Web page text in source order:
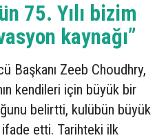
75. Yılı bizim
kaynağı”
Başkanı Zeeb Choudhry,
kendileri için büyük bir
belirtti, kulübün büyük
etti. Tarihteki ilk